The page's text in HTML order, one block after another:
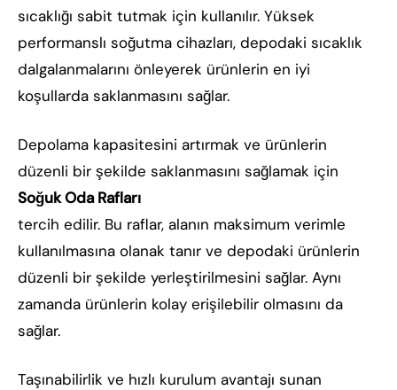
sıcaklığı sabit tutmak için kullanılır. Yüksek
performanslı soğutma cihazları, depodaki sıcaklık
dalgalanmalarını önleyerek ürünlerin en iyi
koşullarda saklanmasını sağlar.
Depolama kapasitesini artırmak ve ürünlerin
düzenli bir şekilde saklanmasını sağlamak için
Soğuk Oda Rafları
tercih edilir. Bu raflar, alanın maksimum verimle
kullanılmasına olanak tanır ve depodaki ürünlerin
düzenli bir şekilde yerleştirilmesini sağlar. Aynı
zamanda ürünlerin kolay erişilebilir olmasını da
sağlar.
Taşınabilirlik ve hızlı kurulum avantajı sunan